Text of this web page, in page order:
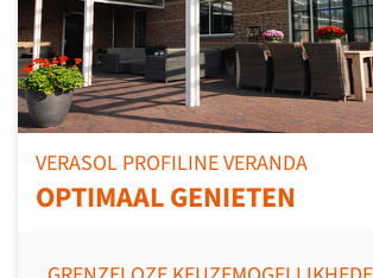
VERASOL PROFILINE VERANDA
OPTIMAAL GENIETEN